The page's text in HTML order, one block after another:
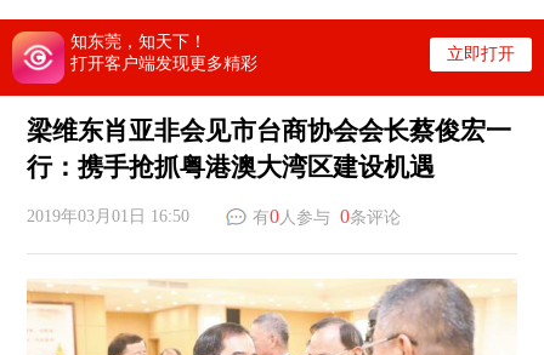
知东莞，知天下！
打开客户端发现更多精彩
立即打开
梁维东肖亚非会见市台商协会会长蔡俊宏一
行：携手抢抓粤港澳大湾区建设机遇
2019年03月01日 16:50 有0人参与0条评论